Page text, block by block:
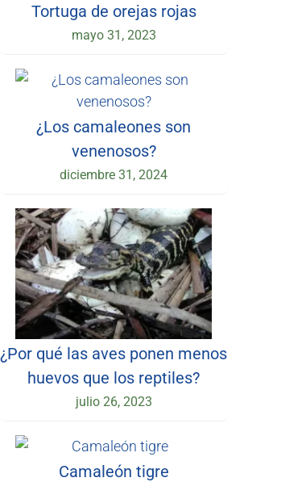
Tortuga de orejas rojas
mayo 31, 2023
¿Los camaleones son
venenosos?
diciembre 31, 2024
¿Por qué las aves ponen menos
huevos que los reptiles?
julio 26, 2023
Camaleón tigre